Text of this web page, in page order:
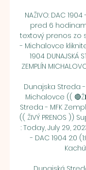
NAŽIVO: DAC
pred 6
textový prenos zo
- Michalovce kliknite
1904 DUNAJSKÁ
ZEMPLÍN
Dunajska Streda -
Michalovce ((
Streda - MFK
(( ŽIVÝ PRENOS ))
: Today, July 29,
- DAC 1904 2:0
Kachút